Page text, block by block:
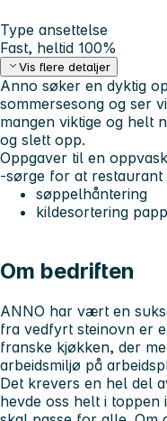
Type ansettelse
Fast, heltid 100%
Vis flere detaljer
Anno søker en dyktig
sommersesong og ser
mangen viktige og helt
og slett opp.
Oppgaver til en
-sørge for at
søppelhåntering
kildesortering
Om bedriften
ANNO har vært en
fra vedfyrt steinovn er
franske kjøkken, der
arbeidsmiljø på
Det krevers en hel del
hevde oss helt i toppen